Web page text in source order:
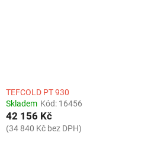
TEFCOLD PT 930
Skladem Kód: 16456
42 156 Kč
(34 840 Kč bez DPH)